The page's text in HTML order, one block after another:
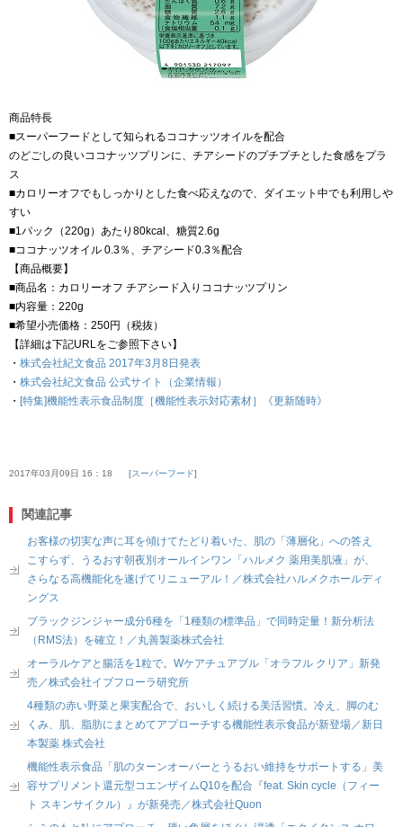
商品特長
■スーパーフードとして知られるココナッツオイルを配合
のどごしの良いココナッツプリンに、チアシードのプチプチとした食感をプラ
ス
■カロリーオフでもしっかりとした食べ応えなので、ダイエット中でも利用しや
すい
■1パック（220g）あたり80kcal、糖質2.6g
■ココナッツオイル 0.3％、チアシード0.3％配合
【商品概要】
■商品名：カロリーオフ チアシード入りココナッツプリン
■内容量：220g
■希望小売価格：250円（税抜）
【詳細は下記URLをご参照下さい】
・ 株式会社紀文食品 2017年3月8日発表
・ 株式会社紀文食品 公式サイト（企業情報）
・ [特集]機能性表示食品制度［機能性表示対応素材］《更新随時》
2017年03月09日 16：18 スーパーフード
関連記事
お客様の切実な声に耳を傾けてたどり着いた、肌の「薄層化」への答え
こすらず、うるおす朝夜別オールインワン「ハルメク 薬用美肌液」が、
さらなる高機能化を遂げてリニューアル！／株式会社ハルメクホールディ
ングス
ブラックジンジャー成分6種を「1種類の標準品」で同時定量！新分析法
（RMS法）を確立！／丸善製薬株式会社
オーラルケアと腸活を1粒で。Wケアチュアブル「オラフル クリア」新発
売／株式会社イブフローラ研究所
4種類の赤い野菜と果実配合で、おいしく続ける美活習慣。冷え、脚のむ
くみ、肌、脂肪にまとめてアプローチする機能性表示食品が新登場／新日
本製薬 株式会社
機能性表示食品「肌のターンオーバーとうるおい維持をサポートする」美
容サプリメント還元型コエンザイムQ10を配合『feat. Skin cycle（フィー
ト スキンサイクル）』が新発売／株式会社Quon